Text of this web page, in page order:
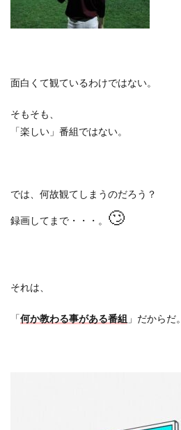
面白くて観ているわけではない。
そもそも、
「楽しい」番組ではない。
では、何故観てしまうのだろう？
録画してまで・・・。 🙄
それは、
「何か教わる事がある番組 」だからだ。